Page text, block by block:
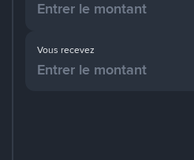
Vous recevez